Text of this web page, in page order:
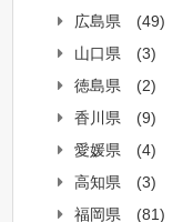
広島県
(49)
山口県
(3)
徳島県
(2)
香川県
(9)
愛媛県
(4)
高知県
(3)
福岡県
(81)